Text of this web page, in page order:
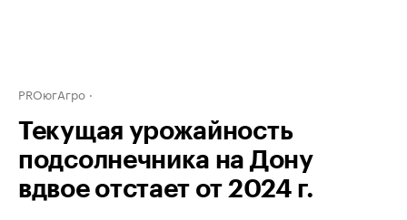
PROюгАгро
Текущая урожайность
подсолнечника на Дону
вдвое отстает от 2024 г.